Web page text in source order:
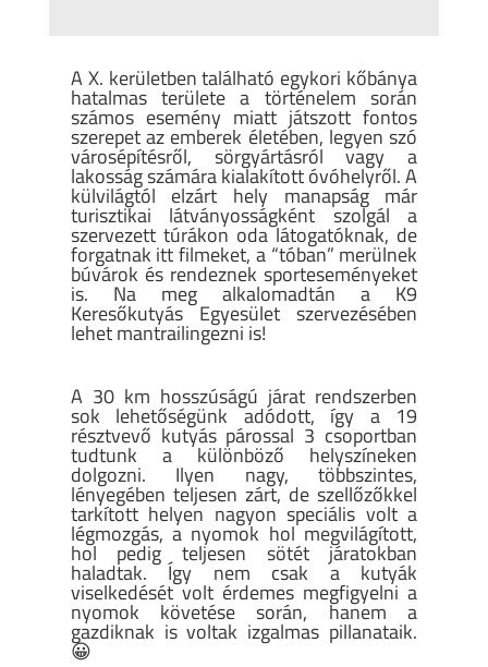
A X. kerületben található egykori kőbánya
hatalmas területe a történelem során
számos esemény miatt játszott fontos
szerepet az emberek életében, legyen szó
városépítésről, sörgyártásról vagy a
lakosság számára kialakított óvóhelyről. A
külvilágtól elzárt hely manapság már
turisztikai látványosságként szolgál a
szervezett túrákon oda látogatóknak, de
forgatnak itt filmeket, a “tóban” merülnek
búvárok és rendeznek sporteseményeket
is. Na meg alkalomadtán a K9
Keresőkutyás Egyesület szervezésében
lehet mantrailingezni is!
A 30 km hosszúságú járat rendszerben
sok lehetőségünk adódott, így a 19
résztvevő kutyás párossal 3 csoportban
tudtunk a különböző helyszíneken
dolgozni. Ilyen nagy, többszintes,
lényegében teljesen zárt, de szellőzőkkel
tarkított helyen nagyon speciális volt a
légmozgás, a nyomok hol megvilágított,
hol pedig teljesen sötét járatokban
haladtak. Így nem csak a kutyák
viselkedését volt érdemes megfigyelni a
nyomok követése során, hanem a
gazdiknak is voltak izgalmas pillanataik.
😀